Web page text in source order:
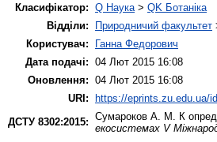
Класифікатор: Q Наука > QK Ботаніка
Відділи:
Природничий факультет
Користувач:
Ганна Федорович
Дата подачі: 04 Лют 2015 16:08
Оновлення: 04 Лют 2015 16:08
URI: https://eprints.zu.edu.ua/
ДСТУ 8302:2015: Сумароков А. М.
К
екосистемах V